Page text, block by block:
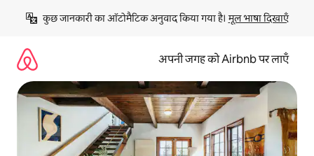
छोड़कर
कॉन्टेंट
कुछ जानकारी का ऑटोमैटिक अनुवाद किया गया है। मूल भाषा दिखाएँ
अपनी जगह को Airbnb पर लाएँ